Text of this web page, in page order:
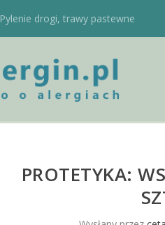
Pylenie drogi, trawy pastewne
PROTETYKA: